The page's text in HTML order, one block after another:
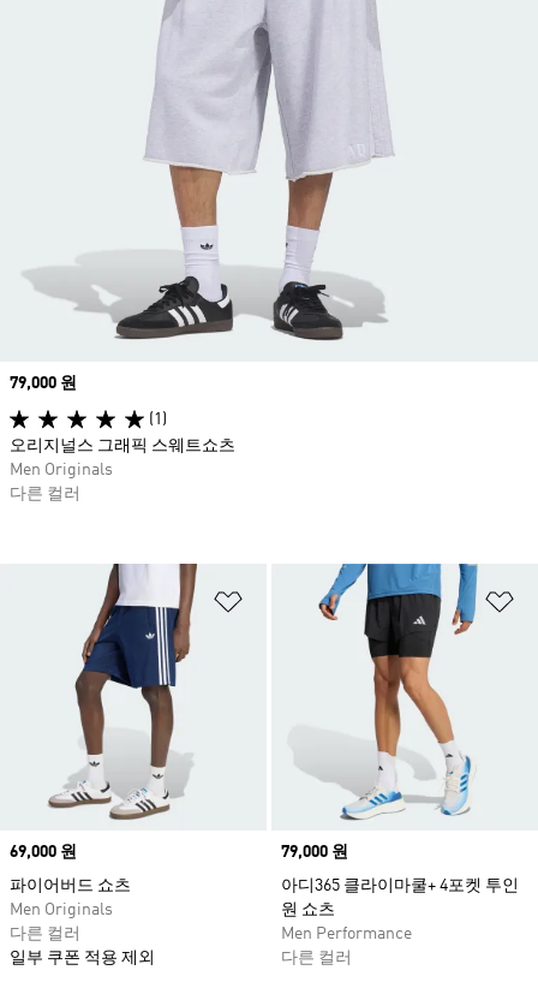
위시리스트 담기
Price
69,000 원
파이어버드 쇼츠
Men Originals
다른 컬러
일부 쿠폰 적용 제외
Price
79,000 원
아디365 클라이마쿨+ 4포켓 투인
원 쇼츠
Men Performance
다른 컬러
Price
79,000 원
(1)
오리지널스 그래픽 스웨트쇼츠
Men Originals
다른 컬러